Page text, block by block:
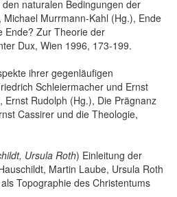
naturalen Bedingungen der
Michael Murrmann-Kahl (Hg.), Ende
Ende? Zur Theorie der
Dux, Wien 1996, 173-199.
ihrer gegenläufigen
Schleiermacher und Ernst
Ernst Rudolph (Hg.), Die Prägnanz
Cassirer und die Theologie,
Ursula Roth) Einleitung der
Martin Laube, Ursula Roth
Topographie des Christentums